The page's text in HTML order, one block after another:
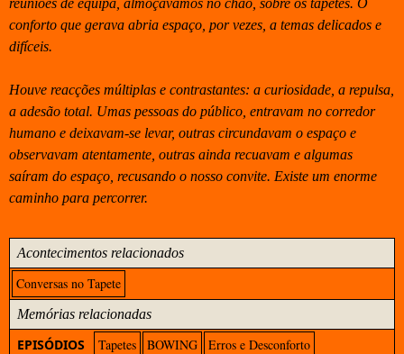
conforto que gerava abria espaço, por vezes, a temas delicados e
difíceis.
Houve reacções múltiplas e contrastantes: a curiosidade, a repulsa,
a adesão total. Umas pessoas do público, entravam no corredor
humano e deixavam-se levar, outras circundavam o espaço e
observavam atentamente, outras ainda recuavam e algumas
saíram do espaço, recusando o nosso convite. Existe um enorme
caminho para percorrer.
Acontecimentos relacionados
Conversas no Tapete
Memórias relacionadas
EPISÓDIOS Tapetes BOWING
Erros e Desconforto